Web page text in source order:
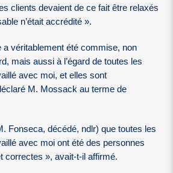
clients devaient de ce fait être relaxés
n’était accrédité ».
a véritablement été commise, non
mais aussi à l’égard de toutes les
avec moi, et elles sont
M. Mossack au terme de
Fonseca, décédé, ndlr) que toutes les
avec moi ont été des personnes
correctes », avait-t-il affirmé.